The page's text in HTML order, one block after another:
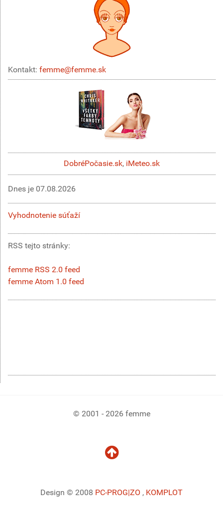
Kontakt: femme@femme.sk
DobréPočasie.sk, iMeteo.sk
Dnes je 07.08.2026
Vyhodnotenie súťaží
RSS tejto stránky:
femme RSS 2.0 feed
femme Atom 1.0 feed
© 2001 - 2026 femme
Design © 2008 PC-PROG|ZO , KOMPLOT